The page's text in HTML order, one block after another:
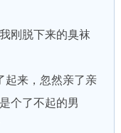
刚脱下来的臭袜
来，忽然亲了亲
个了不起的男